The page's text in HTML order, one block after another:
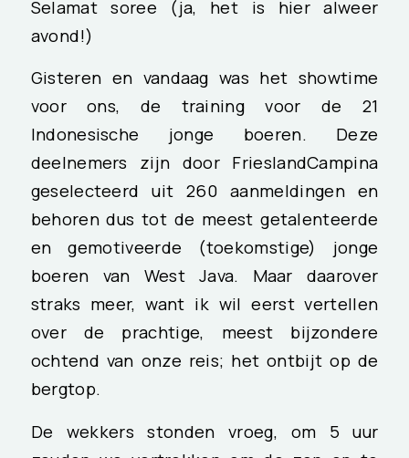
Selamat soree (ja, het is hier alweer
avond!)
Gisteren en vandaag was het showtime
voor ons, de training voor de 21
Indonesische jonge boeren. Deze
deelnemers zijn door FrieslandCampina
geselecteerd uit 260 aanmeldingen en
behoren dus tot de meest getalenteerde
en gemotiveerde (toekomstige) jonge
boeren van West Java. Maar daarover
straks meer, want ik wil eerst vertellen
over de prachtige, meest bijzondere
ochtend van onze reis; het ontbijt op de
bergtop.
De wekkers stonden vroeg, om 5 uur